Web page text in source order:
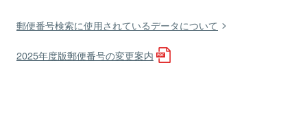
郵便番号検索に使用されているデータについて
2025年度版郵便番号の変更案内